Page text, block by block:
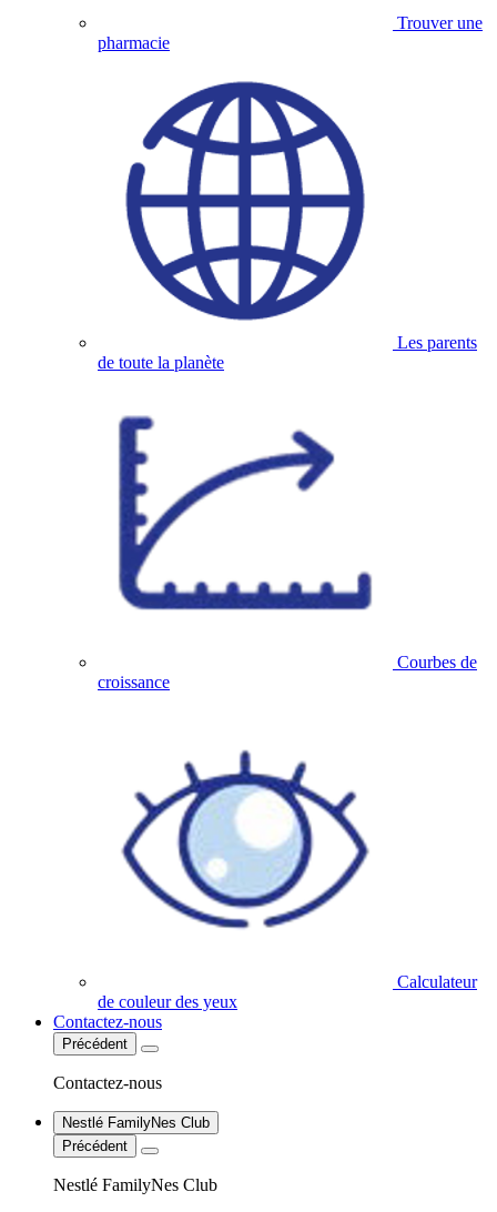
Trouver une
pharmacie
Les parents
de toute la planète
Courbes de
croissance
Calculateur
de couleur des yeux
Contactez-nous
Précédent
Contactez-nous
Nestlé FamilyNes Club
Précédent
Nestlé FamilyNes Club